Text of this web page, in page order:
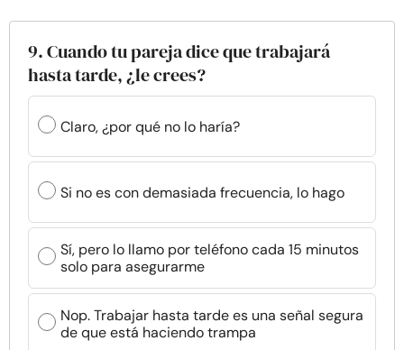
9. Cuando tu pareja dice que trabajará
hasta tarde, ¿le crees?
Claro, ¿por qué no lo haría?
Si no es con demasiada frecuencia, lo hago
Sí, pero lo llamo por teléfono cada 15 minutos
solo para asegurarme
Nop. Trabajar hasta tarde es una señal segura
de que está haciendo trampa